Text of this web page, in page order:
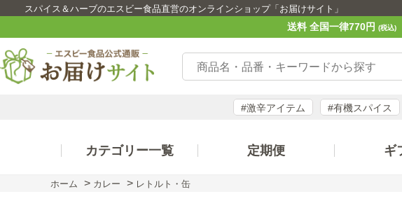
スパイス＆ハーブのエスビー食品直営のオンラインショップ「お届けサイト」
送料 全国一律770円 (税込)
#激辛アイテム #有機スパイス
カテゴリー一覧 定期便 ギ
ホーム > カレー > レトルト・缶